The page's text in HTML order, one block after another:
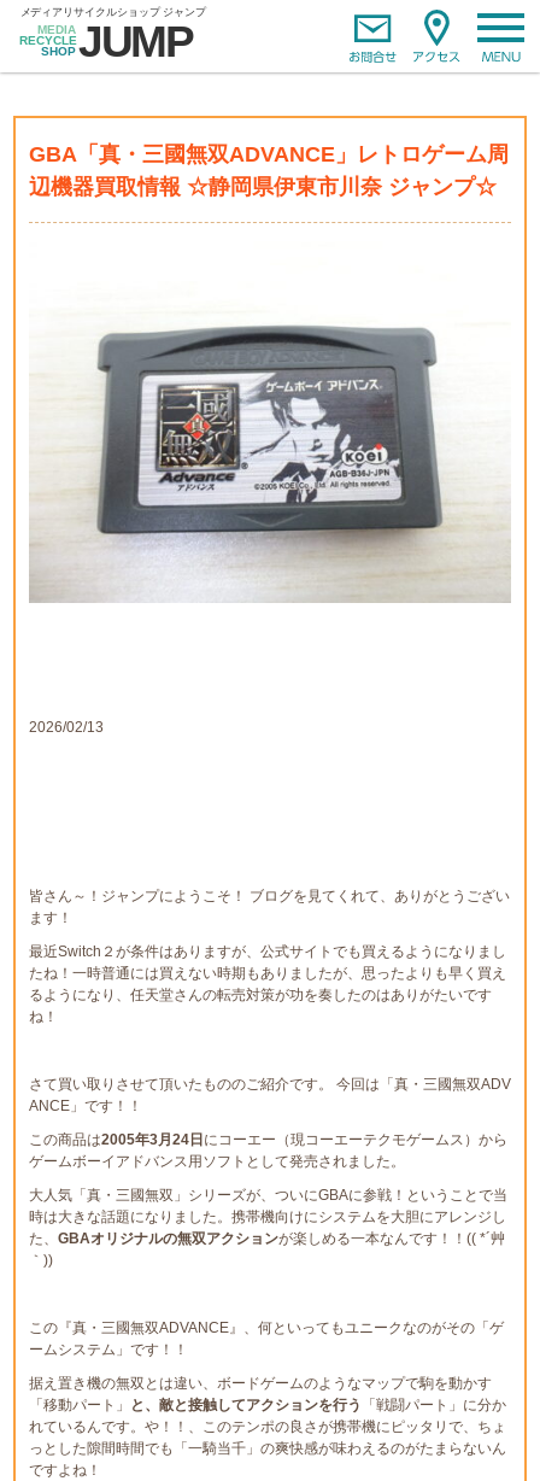
GBA「真・三國無双ADVANCE」レトロゲーム周
辺機器買取情報 ☆静岡県伊東市川奈 ジャンプ☆
2026/02/13
皆さん～！ジャンプにようこそ！ ブログを見てくれて、ありがとうござい
ます！
最近Switch２が条件はありますが、公式サイトでも買えるようになりまし
たね！一時普通には買えない時期もありましたが、思ったよりも早く買え
るようになり、任天堂さんの転売対策が功を奏したのはありがたいです
ね！
さて買い取りさせて頂いたもののご紹介です。 今回は「真・三國無双ADV
ANCE」です！！
この商品は2005年3月24日 にコーエー（現コーエーテクモゲームス）から
ゲームボーイアドバンス用ソフトとして発売されました。
大人気「真・三國無双」シリーズが、ついにGBAに参戦！ということで当
時は大きな話題になりました。携帯機向けにシステムを大胆にアレンジし
た、 GBAオリジナルの無双アクションが楽しめる一本なんです！！(( *´艸
｀))
この『真・三國無双ADVANCE』、何といってもユニークなのがその「ゲ
ームシステム」です！！
据え置き機の無双とは違い、ボードゲームのようなマップで駒を動かす
「移動パート」
と、敵と接触してアクションを行う
「戦闘パート」に分か
れているんです。や！！、このテンポの良さが携帯機にピッタリで、ちょ
っとした隙間時間でも「一騎当千」の爽快感が味わえるのがたまらないん
ですよね！